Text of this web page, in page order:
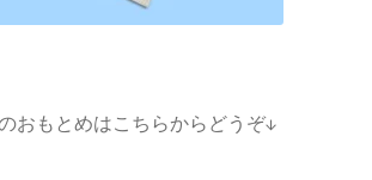
おもとめはこちらからどうぞ↓